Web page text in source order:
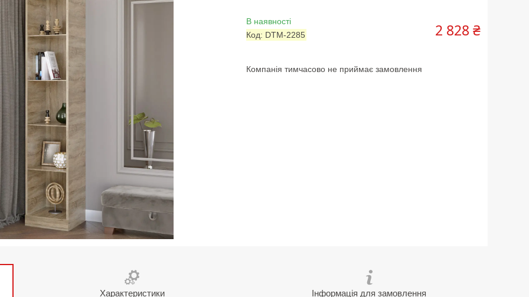
В наявності
Код: DTM-2285 2 828 ₴
Компанія тимчасово не приймає замовлення
Характеристики Інформація для замовлення